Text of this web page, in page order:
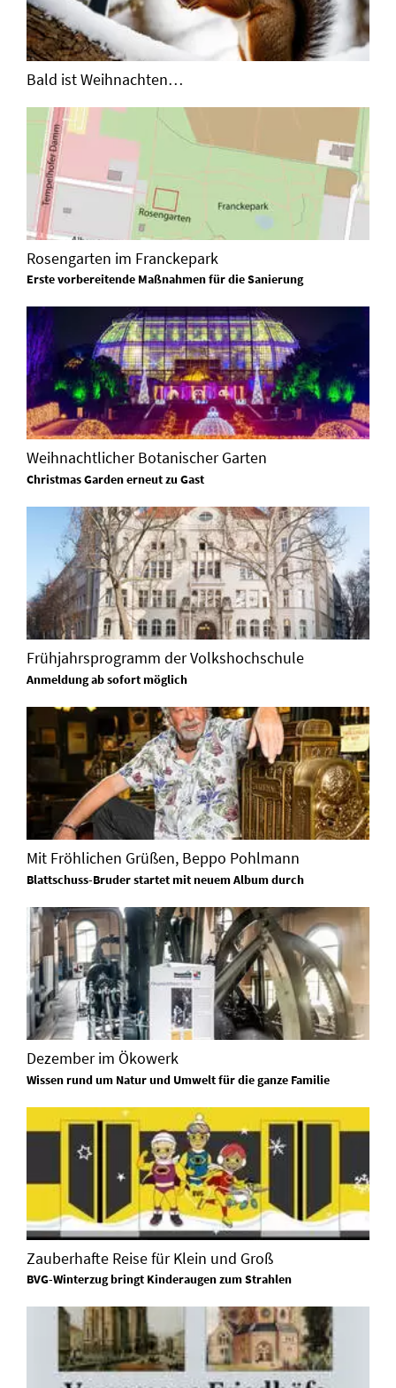
Bald ist Weihnachten…
Rosengarten im Franckepark
Erste vorbereitende Maßnahmen für die Sanierung
Weihnachtlicher Botanischer Garten
Christmas Garden erneut zu Gast
Frühjahrsprogramm der Volkshochschule
Anmeldung ab sofort möglich
Mit Fröhlichen Grüßen, Beppo Pohlmann
Blattschuss-Bruder startet mit neuem Album durch
Dezember im Ökowerk
Wissen rund um Natur und Umwelt für die ganze Familie
Zauberhafte Reise für Klein und Groß
BVG-Winterzug bringt Kinderaugen zum Strahlen